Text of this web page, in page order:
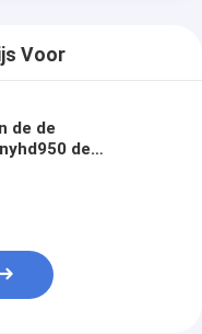
Voor
de de
de